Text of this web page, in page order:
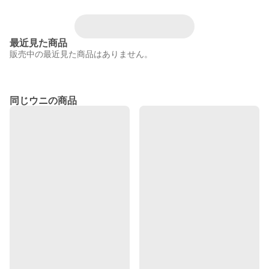
最近見た商品
販売中の最近見た商品はありません。
同じウニの商品